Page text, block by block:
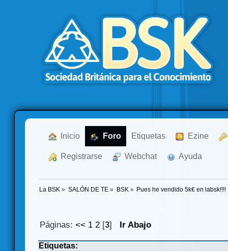
Inicio Foro Etiquetas Ezine
Registrarse Webchat Ayuda
La BSK » SALÓN DE TE » BSK » Pues he vendido 5k€ en labsk!!!!
Páginas:<< 1 2 [3] Ir Abajo
Etiquetas: